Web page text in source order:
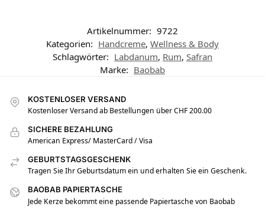
Artikelnummer: 9722
Kategorien: Handcreme, Wellness & Body
Schlagwörter: Labdanum, Rum, Safran
Marke: Baobab
KOSTENLOSER VERSAND
Kostenloser Versand ab Bestellungen über CHF 200.00
SICHERE BEZAHLUNG
American Express/ MasterCard / Visa
GEBURTSTAGSGESCHENK
Tragen Sie Ihr Geburtsdatum ein und erhalten Sie ein Geschenk.
BAOBAB PAPIERTASCHE
Jede Kerze bekommt eine passende Papiertasche von Baobab